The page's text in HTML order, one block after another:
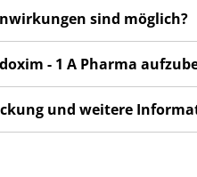
sind möglich?
- 1 A Pharma
und weitere